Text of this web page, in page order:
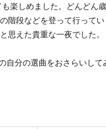
楽しめました。どんどん歳
階段などを登って行ってい
思えた貴重な一夜でした。
自分の選曲をおさらいして